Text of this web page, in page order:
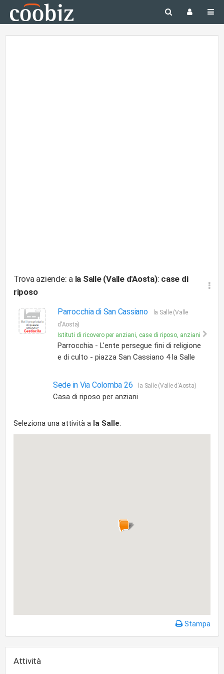
Trova aziende: a la Salle (Valle d'Aosta): case di
riposo
Parrocchia di San Cassiano
la Salle (Valle
d'Aosta)
Istituti di ricovero per anziani, case di riposo, anziani
Parrocchia - L'ente persegue fini di religione
e di culto - piazza San Cassiano 4 la Salle
Sede in Via Colomba 26 la Salle (Valle d'Aosta)
Casa di riposo per anziani
Seleziona una attività a la Salle:
Stampa
Attività